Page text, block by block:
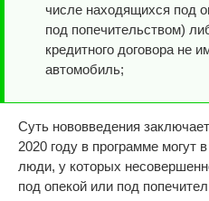
числе находящихся под
под попечительством)
кредитного договора не
автомобиль;
Суть нововведения
2020 году в программе могут
люди, у которых
под опекой или под